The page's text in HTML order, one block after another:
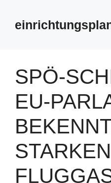
springen
SPÖ-
EU-
STARKEN